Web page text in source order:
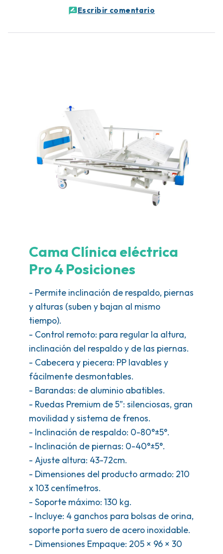
Escribir comentario
Cama Clínica eléctrica
Pro 4 Posiciones
- Permite inclinación de respaldo, piernas
y alturas (suben y bajan al mismo
tiempo).
- Control remoto: para regular la altura,
inclinación del respaldo y de las piernas.
- Cabecera y piecera: PP lavables y
fácilmente desmontables.
- Barandas: de aluminio abatibles.
- Ruedas Premium de 5”: silenciosas, gran
movilidad y sistema de frenos.
- Inclinación de respaldo: 0-80°±5°.
- Inclinación de piernas: 0-40°±5°.
- Ajuste altura: 43-72cm.
- Dimensiones del producto armado: 210
x 103 centímetros.
- Soporte máximo: 130 kg.
- Incluye: 4 ganchos para bolsas de orina,
soporte porta suero de acero inoxidable.
- Dimensiones Empaque: 205 × 96 × 30